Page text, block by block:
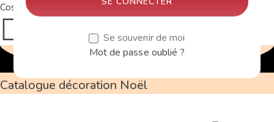
Se souvenir de moi
Mot de passe oublié ?
Costume de lutin
Catalogue décoration Noël